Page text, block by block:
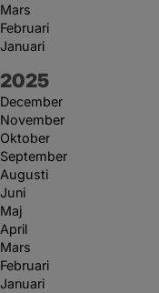
Mars
Februari
Januari
År:
2025
December
November
Oktober
September
Augusti
Juni
Maj
April
Mars
Februari
Januari